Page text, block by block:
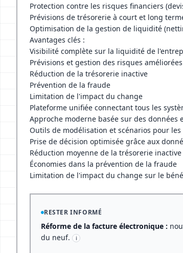
Protection contre les risques financiers
Prévisions de trésorerie à court et long
Optimisation de la gestion de liquidité
Avantages clés :
Visibilité complète sur la liquidité de
Prévisions et gestion des risques améliorées
Réduction de la trésorerie inactive
Prévention de la fraude
Limitation de l'impact du change
Plateforme unifiée connectant tous les
Approche moderne basée sur des données
Outils de modélisation et scénarios pour les
Prise de décision optimisée grâce aux
Réduction moyenne de la trésorerie inactive
Économies dans la prévention de la fraude
Limitation de l'impact du change sur le
RESTER INFORMÉ
Réforme de la facture électronique :
du neuf.
i